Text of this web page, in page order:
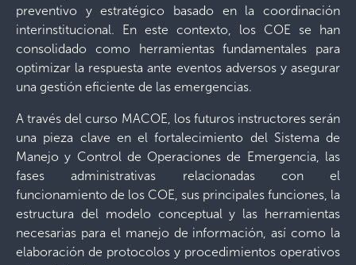
preventivo y estratégico basado en la coordinación
interinstitucional. En este contexto, los COE se han
consolidado como herramientas fundamentales para
optimizar la respuesta ante eventos adversos y asegurar
una gestión eficiente de las emergencias.
A través del curso MACOE, los futuros instructores serán
una pieza clave en el fortalecimiento del Sistema de
Manejo y Control de Operaciones de Emergencia, las
fases administrativas relacionadas con el
funcionamiento de los COE, sus principales funciones, la
estructura del modelo conceptual y las herramientas
necesarias para el manejo de información, así como la
elaboración de protocolos y procedimientos operativos